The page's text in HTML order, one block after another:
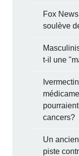
Fox
soulève
t-il une
cancers?
Un
piste